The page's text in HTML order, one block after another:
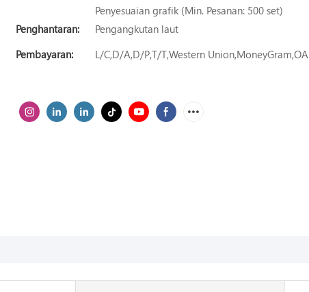
Penyesuaian grafik (Min. Pesanan: 500 set)
Penghantaran:
Pengangkutan laut
Pembayaran:
L/C,D/A,D/P,T/T,Western Union,MoneyGram,OA